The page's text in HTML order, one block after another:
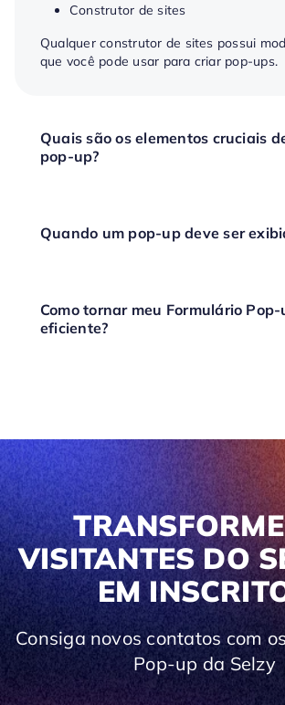
Construtor de sites
Qualquer construtor de sites possui
que você pode usar para criar pop-ups.
Quais são os elementos cruciais
pop-up?
Quando um pop-up deve ser
Como tornar meu Formulário
eficiente?
VISITANTES DO
EM
Consiga novos contatos com
Pop-up da Selzy